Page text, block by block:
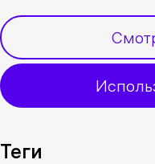
Теги